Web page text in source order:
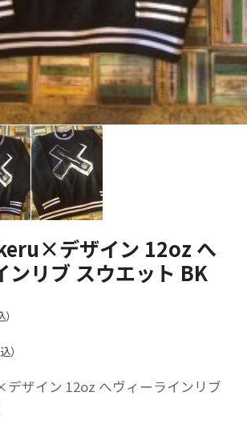
デザイン 12oz へ
ンリブ スウエット BK
）
ザイン 12oz へヴィーラインリブ